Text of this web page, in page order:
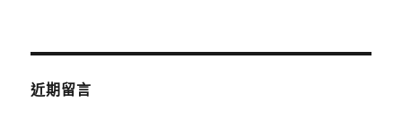
近期留言